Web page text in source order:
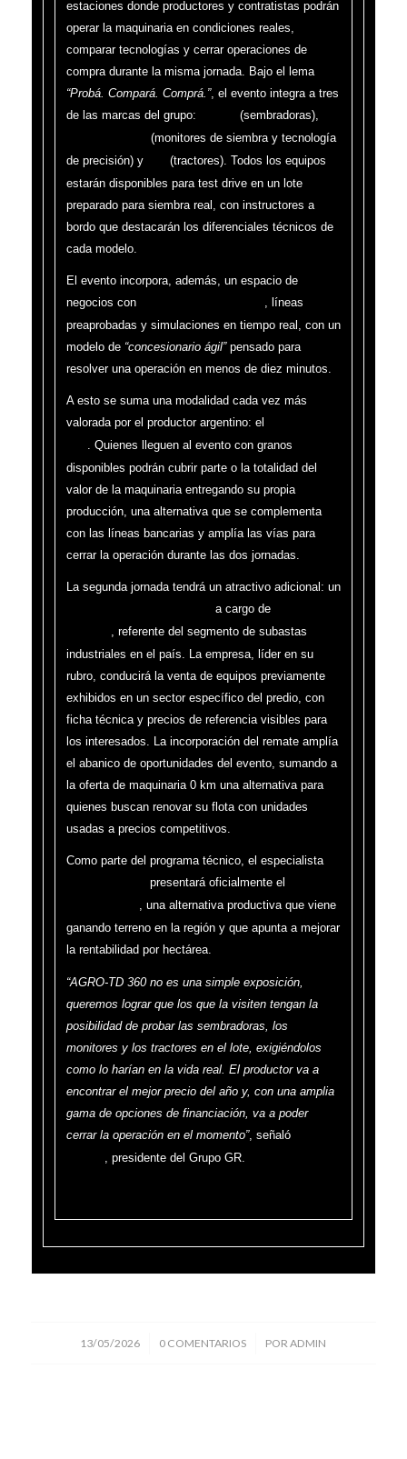
estaciones donde productores y contratistas podrán
operar la maquinaria en condiciones reales,
comparar tecnologías y cerrar operaciones de
compra durante la misma jornada. Bajo el lema
“Probá. Compará. Comprá.”, el evento integra a tres
de las marcas del grupo:
(sembradoras),
(monitores de siembra y tecnología
de precisión) y
(tractores). Todos los equipos
estarán disponibles para test drive en un lote
preparado para siembra real, con instructores a
bordo que destacarán los diferenciales técnicos de
cada modelo.
El evento incorpora, además, un espacio de
negocios con
, líneas
preaprobadas y simulaciones en tiempo real, con un
modelo de “concesionario ágil”pensado para
resolver una operación en menos de diez minutos.
A esto se suma una modalidad cada vez más
valorada por el productor argentino: el
. Quienes lleguen al evento con granos
disponibles podrán cubrir parte o la totalidad del
valor de la maquinaria entregando su propia
producción, una alternativa que se complementa
con las líneas bancarias y amplía las vías para
cerrar la operación durante las dos jornadas.
La segunda jornada tendrá un atractivo adicional: un
a cargo de
, referente del segmento de subastas
industriales en el país. La empresa, líder en su
rubro, conducirá la venta de equipos previamente
exhibidos en un sector específico del predio, con
ficha técnica y precios de referencia visibles para
los interesados. La incorporación del remate amplía
el abanico de oportunidades del evento, sumando a
la oferta de maquinaria 0 km una alternativa para
quienes buscan renovar su flota con unidades
usadas a precios competitivos.
Como parte del programa técnico, el especialista
presentará oficialmente el
, una alternativa productiva que viene
ganando terreno en la región y que apunta a mejorar
la rentabilidad por hectárea.
“AGRO-TD 360 no es una simple exposición,
queremos lograr que los que la visiten tengan la
posibilidad de probar las sembradoras, los
monitores y los tractores en el lote, exigiéndolos
como lo harían en la vida real. El productor va a
encontrar el mejor precio del año y, con una amplia
gama de opciones de financiación, va a poder
cerrar la operación en el momento”, señaló
, presidente del Grupo GR.
13/05/2026
/ 0 COMENTARIOS
/ PORADMIN